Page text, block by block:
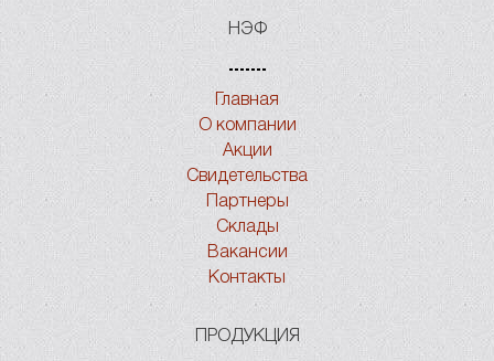
НЭФ
Главная
О компании
Акции
Свидетельства
Партнеры
Склады
Вакансии
Контакты
ПРОДУКЦИЯ